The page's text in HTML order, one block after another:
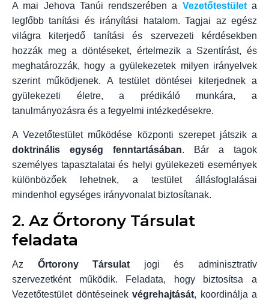
A mai Jehova Tanúi rendszerében a Vezetőtestület a
legfőbb tanítási és irányítási hatalom. Tagjai az egész
világra kiterjedő tanítási és szervezeti kérdésekben
hozzák meg a döntéseket, értelmezik a Szentírást, és
meghatározzák, hogy a gyülekezetek milyen irányelvek
szerint működjenek. A testület döntései kiterjednek a
gyülekezeti életre, a prédikáló munkára, a
tanulmányozásra és a fegyelmi intézkedésekre.
A Vezetőtestület működése központi szerepet játszik a
doktrinális egység fenntartásában. Bár a tagok
személyes tapasztalatai és helyi gyülekezeti események
különbözőek lehetnek, a testület állásfoglalásai
mindenhol egységes irányvonalat biztosítanak.
2. Az Őrtorony Társulat
feladata
Az Őrtorony Társulat jogi és adminisztratív
szervezetként működik. Feladata, hogy biztosítsa a
Vezetőtestület döntéseinek végrehajtását, koordinálja a